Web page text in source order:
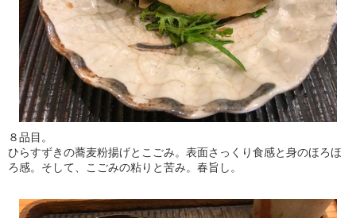
８品目。
ひらすずきの蕎麦粉揚げとこごみ。表面さっくり食感と身のほろほ
ろ感。そして、こごみの粘りと苦み。春旨し。